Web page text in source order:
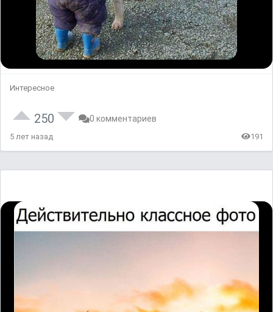
Интересное
250 0 комментариев
5 лет назад 191